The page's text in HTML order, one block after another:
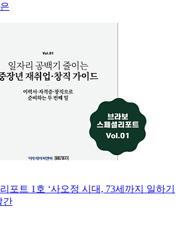
포트 1호 ‘사오정 시대, 73세까지 일하기
간